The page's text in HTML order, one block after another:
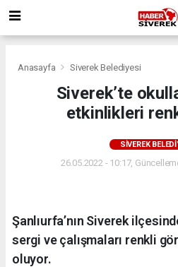
Anasayfa Siverek Belediyesi
Siverek’te
etkinlikleri
SIVEREK
26.05.2022 - 10:17,
Şanlıurfa’nın Siverek
sergi ve çalışmaları renkli
oluyor.